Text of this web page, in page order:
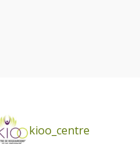
kioo_centre